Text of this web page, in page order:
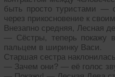
быть просто туристами —
через прикосновение к
Внезапно средняя, Лесная
— Сёстры, теперь покажу
пальцем в ширинку Васи.
Старшая сестра
— Зачем они? — её голос